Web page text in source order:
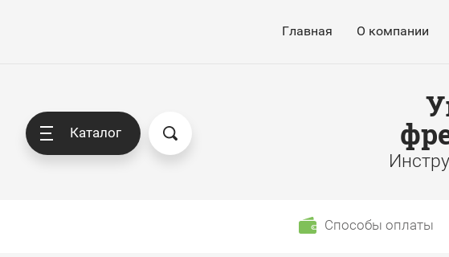
Главная О компании
Каталог
Способы оплаты